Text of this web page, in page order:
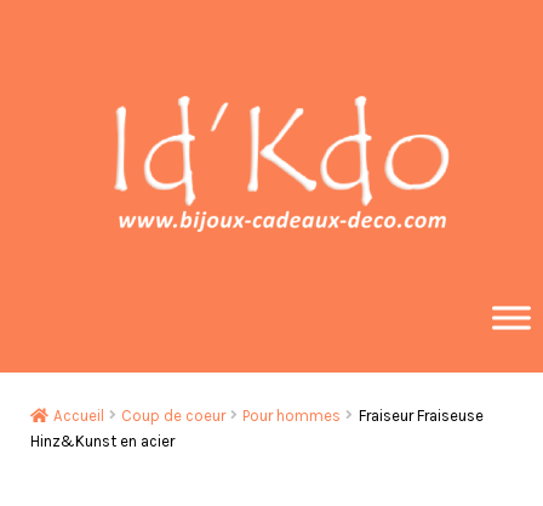
Accueil Coup de coeur Pour hommes
Fraiseur Fraiseuse
Hinz&Kunst en acier